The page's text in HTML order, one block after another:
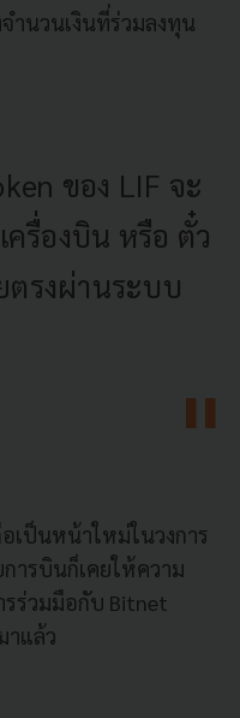
ำนวนเงินที่ร่วมลงทุน
ของ LIF จะ
ครื่องบิน หรือ ตั๋ว
ตรงผ่านระบบ
เป็นหน้าใหม่ในวงการ
ารบินก็เคยให้ความ
รร่วมมือกับ Bitnet
าแล้ว